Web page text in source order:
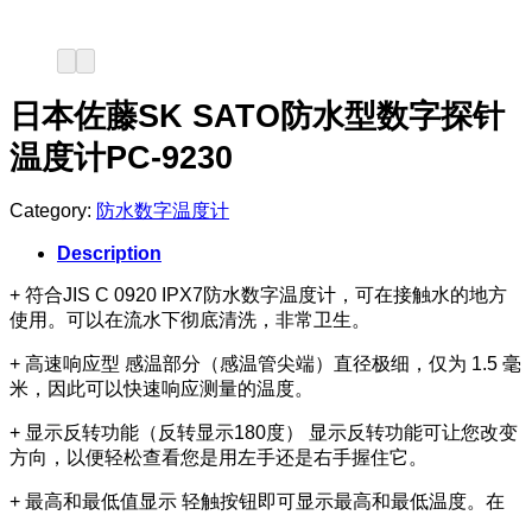
日本佐藤SK SATO防水型数字探针
温度计PC-9230
Category: 防水数字温度计
Description
+ 符合JIS C 0920 IPX7防水数字温度计，可在接触水的地方
使用。可以在流水下彻底清洗，非常卫生。
+ 高速响应型 感温部分（感温管尖端）直径极细，仅为 1.5 毫
米，因此可以快速响应测量的温度。
+ 显示反转功能（反转显示180度） 显示反转功能可让您改变
方向，以便轻松查看您是用左手还是右手握住它。
+ 最高和最低值显示 轻触按钮即可显示最高和最低温度。在